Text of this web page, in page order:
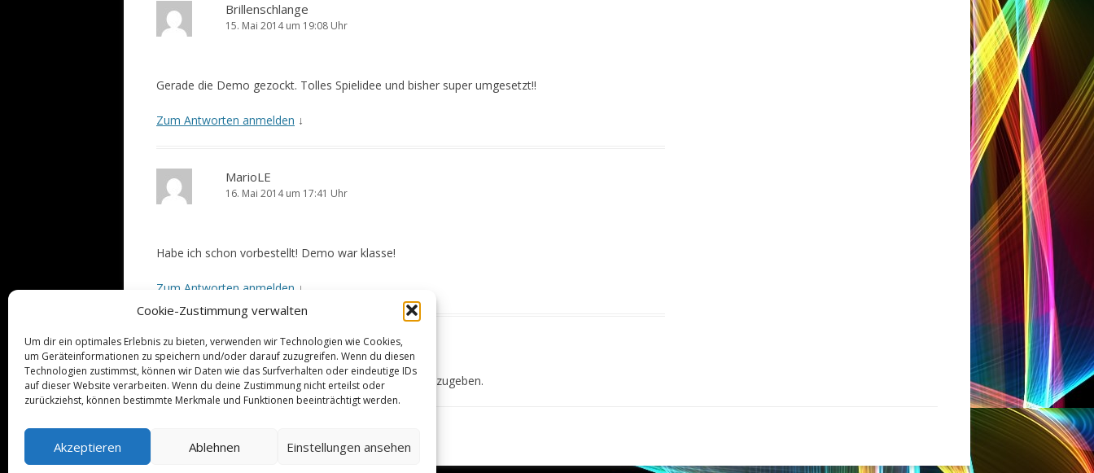
Cookie-Zustimmung verwalten
Um dir ein optimales Erlebnis zu bieten, verwenden wir Technologien wie Cookies,
um Geräteinformationen zu speichern und/oder darauf zuzugreifen. Wenn du diesen
Technologien zustimmst, können wir Daten wie das Surfverhalten oder eindeutige IDs
auf dieser Website verarbeiten. Wenn du deine Zustimmung nicht erteilst oder
zurückziehst, können bestimmte Merkmale und Funktionen beeinträchtigt werden.
Akzeptieren Ablehnen Einstellungen ansehen
Brillenschlange
15. Mai 2014 um 19:08 Uhr
Gerade die Demo gezockt. Tolles Spielidee und bisher super umgesetzt!!
Zum Antworten anmelden ↓
MarioLE
16. Mai 2014 um 17:41 Uhr
Habe ich schon vorbestellt! Demo war klasse!
Zum Antworten anmelden ↓
Schreibe einen Kommentar
Du musstangemeldetsein, um einen Kommentar abzugeben.